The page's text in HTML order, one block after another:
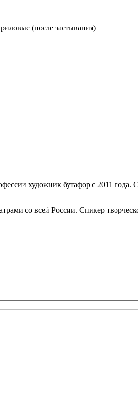
(после застывания)
художник бутафор с 2011 года.
со всей России. Спикер